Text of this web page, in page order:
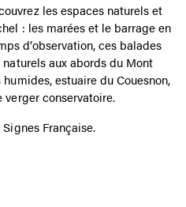
les espaces naturels et
: les marées et le barrage en
d’observation, ces balades
aux abords du Mont
estuaire du Couesnon,
conservatoire.
Française.